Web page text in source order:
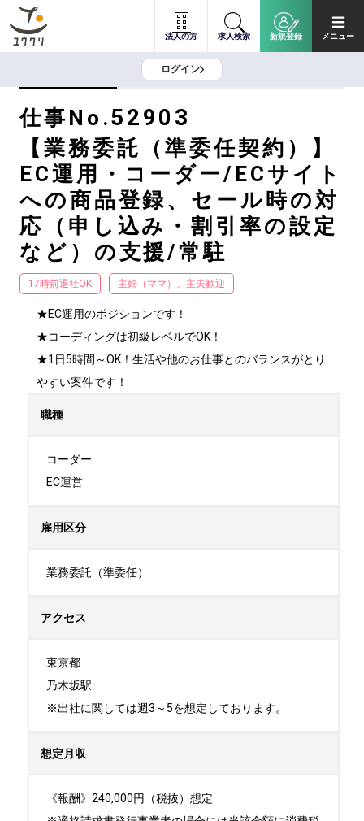
法人の方 求人検索 新規登録 メニュー
ログイン
仕事No.52903
【業務委託（準委任契約）】
EC運用・コーダー/ECサイト
への商品登録、セール時の対
応（申し込み・割引率の設定
など）の支援/常駐
17時前退社OK 主婦（ママ）、主夫歓迎
★EC運用のポジションです！
★コーディングは初級レベルでOK！
★1日5時間～OK！生活や他のお仕事とのバランスがとり
やすい案件です！
職種
コーダー
EC運営
雇用区分
業務委託（準委任）
アクセス
東京都
乃木坂駅
※出社に関しては週3～5を想定しております。
想定月収
《報酬》240,000円（税抜）想定